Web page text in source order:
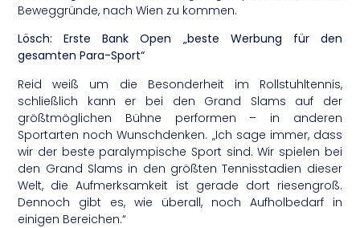
Beweggründe, nach Wien zu kommen.
Lösch: Erste Bank Open „beste Werbung für den
gesamten Para-Sport“
Reid weiß um die Besonderheit im Rollstuhltennis,
schließlich kann er bei den Grand Slams auf der
größtmöglichen Bühne performen – in anderen
Sportarten noch Wunschdenken. „Ich sage immer, dass
wir der beste paralympische Sport sind. Wir spielen bei
den Grand Slams in den größten Tennisstadien dieser
Welt, die Aufmerksamkeit ist gerade dort riesengroß.
Dennoch gibt es, wie überall, noch Aufholbedarf in
einigen Bereichen.“